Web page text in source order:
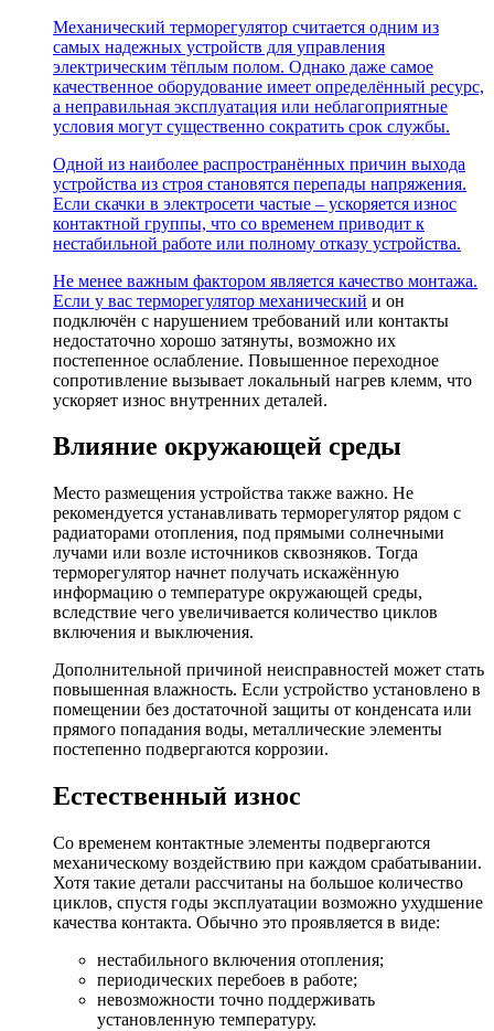
Механический терморегулятор считается одним из
самых надежных устройств для управления
электрическим тёплым полом. Однако даже самое
качественное оборудование имеет определённый ресурс,
а неправильная эксплуатация или неблагоприятные
условия могут существенно сократить срок службы.
Одной из наиболее распространённых причин выхода
устройства из строя становятся перепады напряжения.
Если скачки в электросети частые – ускоряется износ
контактной группы, что со временем приводит к
нестабильной работе или полному отказу устройства.
Не менее важным фактором является качество монтажа.
Если у вас терморегулятор механический и он
подключён с нарушением требований или контакты
недостаточно хорошо затянуты, возможно их
постепенное ослабление. Повышенное переходное
сопротивление вызывает локальный нагрев клемм, что
ускоряет износ внутренних деталей.
Влияние окружающей среды
Место размещения устройства также важно. Не
рекомендуется устанавливать терморегулятор рядом с
радиаторами отопления, под прямыми солнечными
лучами или возле источников сквозняков. Тогда
терморегулятор начнет получать искажённую
информацию о температуре окружающей среды,
вследствие чего увеличивается количество циклов
включения и выключения.
Дополнительной причиной неисправностей может стать
повышенная влажность. Если устройство установлено в
помещении без достаточной защиты от конденсата или
прямого попадания воды, металлические элементы
постепенно подвергаются коррозии.
Естественный износ
Со временем контактные элементы подвергаются
механическому воздействию при каждом срабатывании.
Хотя такие детали рассчитаны на большое количество
циклов, спустя годы эксплуатации возможно ухудшение
качества контакта. Обычно это проявляется в виде:
нестабильного включения отопления;
периодических перебоев в работе;
невозможности точно поддерживать
установленную температуру.